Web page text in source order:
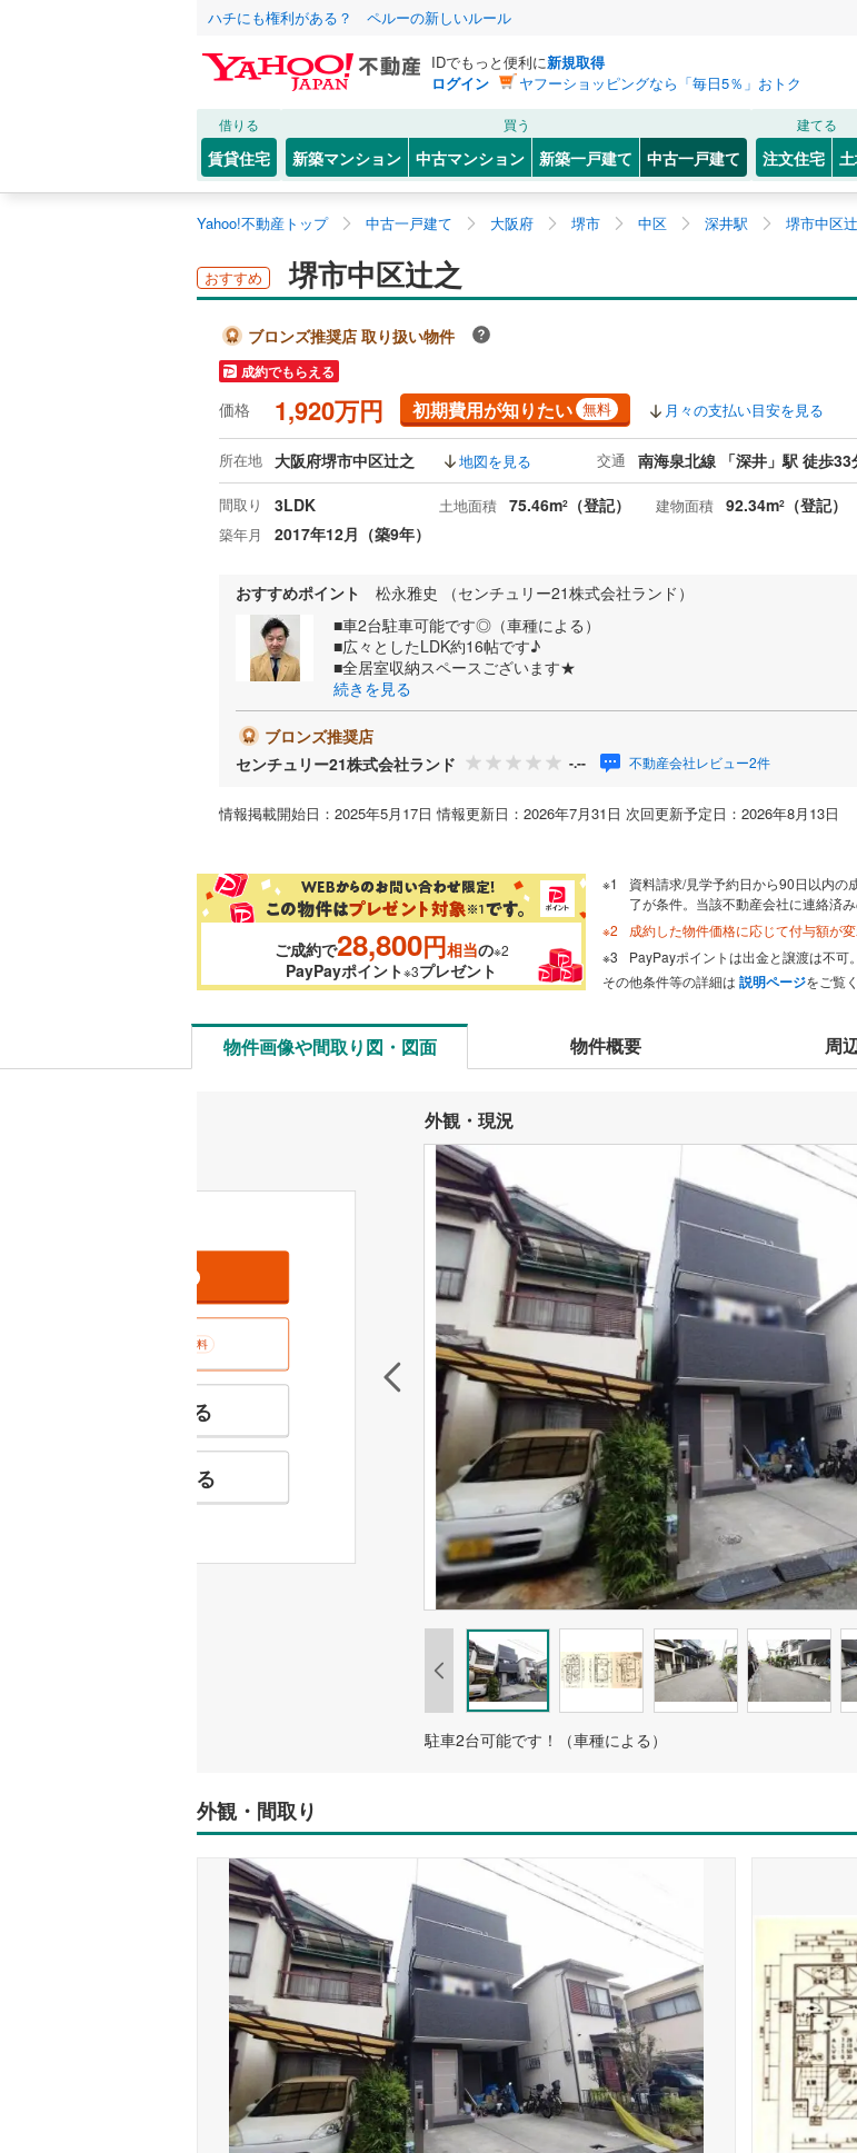
ハチにも権利がある？ ペルーの新しいルール
IDでもっと便利に新規取得
ログイン
ヤフーショッピングなら「毎日5％」おトク
借りる
賃貸住宅
買う
新築マンション 中古マンション 新築一戸建て 中古一戸建て
建てる
注文住宅
Yahoo!不動産トップ 中古一戸建て 大阪府 堺市 中区 深井駅 堺市中区
おすすめ 堺市中区辻之
ブロンズ推奨店 取り扱い物件
成約でもらえる
価格 1,920万円 初期費用が知りたい 無料 月々の支払い目安を見る
所在地 大阪府堺市中区辻之 地図を見る 交通 南海泉北線 「深井」駅 徒歩33
間取り 3LDK 土地面積 75.46m2 （登記） 建物面積 92.34m2 （登記）
築年月 2017年12月（築9年）
おすすめポイント
松永雅史 （センチュリー21株式会社ランド）
■車2台駐車可能です◎（車種による）
■広々としたLDK約16帖です♪
■全居室収納スペースございます★
続きを見る
ブロンズ推奨店
センチュリー21株式会社ランド
-.-- 不動産会社レビュー2件
情報掲載開始日：2025年5月17日 情報更新日：2026年7月31日 次回更新予定日：2026年8月13日
ご成約で28,800円相当の※2
PayPayポイント※3プレゼント
資料請求/見学予約日から90日以内
了が条件。当該不動産会社に連絡済み
成約した物件価格に応じて付与額が
PayPayポイントは出金と譲渡は不可
その他条件等の詳細は 説明ページをご覧
物件画像や間取り図・図面 物件概要 周
外観・現況
無料
特徴の似た物件を見る
お気に入りに追加する
駐車2台可能です！（車種による）
外観・間取り